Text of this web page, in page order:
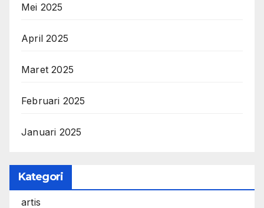
Mei 2025
April 2025
Maret 2025
Februari 2025
Januari 2025
Kategori
artis